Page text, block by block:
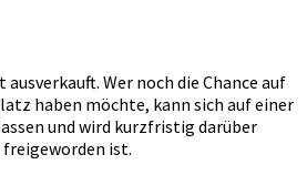
Wer noch die Chance auf
haben möchte, kann sich auf einer
und wird kurzfristig darüber
ist.